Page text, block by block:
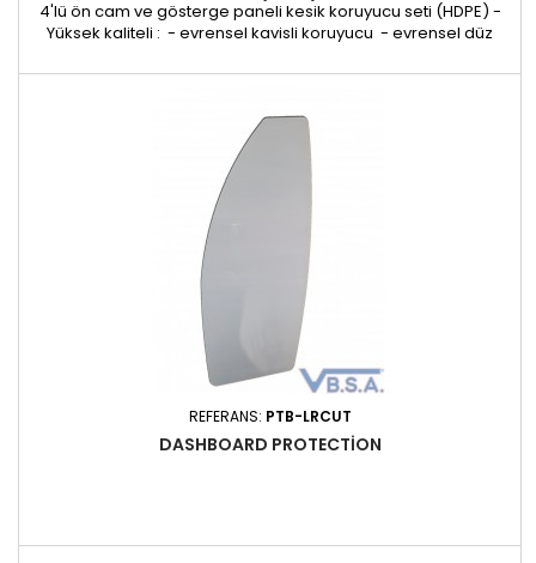
4'lü ön cam ve gösterge paneli kesik koruyucu seti (HDPE) -
Yüksek kaliteli : - evrensel kavisli koruyucu - evrensel düz
düz koruyucu REF. PTB-L
REFERANS: PTB-LRCUT
DASHBOARD PROTECTION